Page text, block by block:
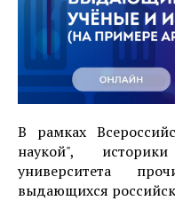
В рамках
наукой",
университета
выдающихся